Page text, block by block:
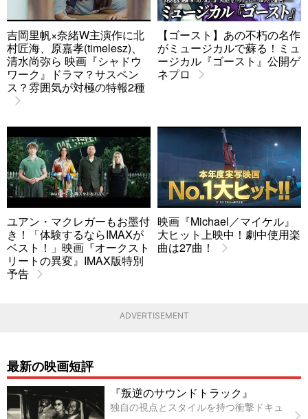
吉岡里帆×奈緒W主演作に北
村匠海、原嘉孝(timelesz)、
清水尚弥ら 映画『シャドウ
ワーク』ドラマ？サスペン
ス？雰囲気が対極の特報2種
【ゴースト】あの不朽の名作
がミュージカルで蘇る！ミュ
ージカル『ゴースト』公開ゲ
ネプロ
ユアン・マクレガーもお墨付
き！「体験するならIMAXが
ベスト！」映画『オークスト
リートの異変』IMAX版特別
予告
映画『Michael／マイケル』
大ヒット上映中！劇中使用楽
曲は27曲！
ADVERTISEMENT
最新の映画短評
『叛逆のサウンドトラック』
独自の視点とスタイルを持つ衝撃ドキュ